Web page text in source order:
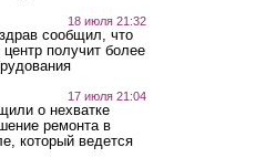
18 июля 21:32
сообщил, что
получит более
17 июля 21:04
о нехватке
ремонта в
который ведется